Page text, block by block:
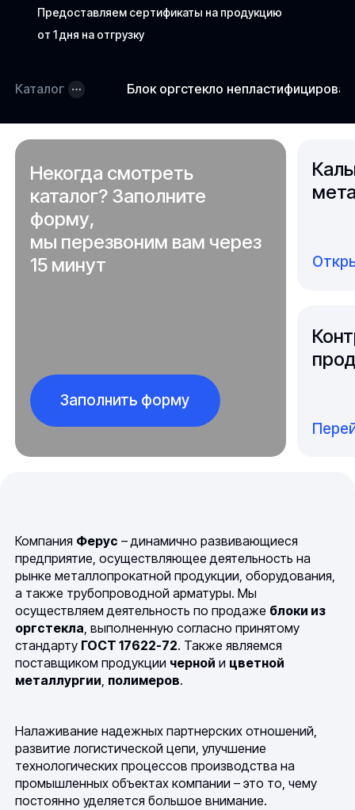
Предоставляем сертификаты на продукцию
от 1 дня на отгрузку
Каталог Блок оргстекло
Некогда смотреть
каталог? Заполните
форму,
мы перезвоним вам через
15 минут
Заполнить форму
Компания Ферус – динамично развивающиеся
предприятие, осуществляющее деятельность на
рынке металлопрокатной продукции, оборудования,
а также трубопроводной арматуры. Мы
осуществляем деятельность по продаже блоки из
оргстекла, выполненную согласно принятому
стандарту ГОСТ 17622-72. Также являемся
поставщиком продукции черной и цветной
металлургии, полимеров.
Налаживание надежных партнерских отношений,
развитие логистической цепи, улучшение
технологических процессов производства на
промышленных объектах компании – это то, чему
постоянно уделяется большое внимание.